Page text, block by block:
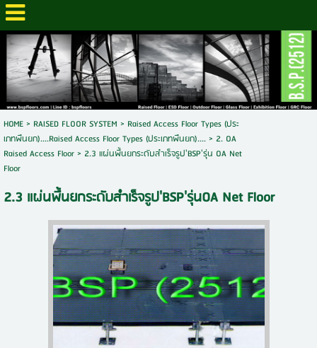
HOME> RAISED FLOOR SYSTEM > Raised Access Floor Types (ประ
เภทพืนยก)....Raised Access Floor Types (ประเภทพืนยก)....> 2. OA
Raised Access Floor> 2.3 แผ่นพื้นยกระดับสำเร็จรูป'BSP'รุ่น OA Net
Floor
2.3 แผ่นพื้นยกระดับสำเร็จรูป'BSP'รุ่นOA Net Floor